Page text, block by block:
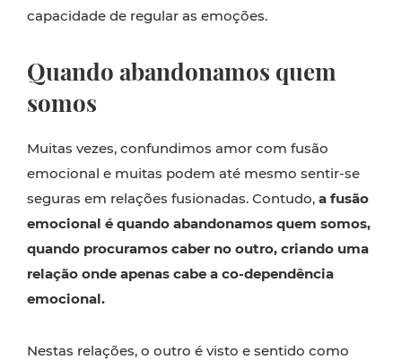
capacidade de regular as emoções.
Quando abandonamos quem
somos
Muitas vezes, confundimos amor com fusão
emocional e muitas podem até mesmo sentir-se
seguras em relações fusionadas. Contudo, a fusão
emocional é quando abandonamos quem somos,
quando procuramos caber no outro, criando uma
relação onde apenas cabe a co-dependência
emocional.
Nestas relações, o outro é visto e sentido como